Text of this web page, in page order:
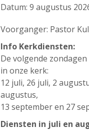
Datum: 9 augustus
Voorganger: Pastor
Info Kerkdiensten:
De volgende
in onze kerk:
12 juli, 26 juli, 2
augustus,
13 september en 27
Diensten in juli en